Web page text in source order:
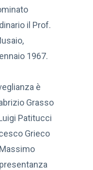
il Prof.
1967.
è
Grasso
Patitucci
Grieco